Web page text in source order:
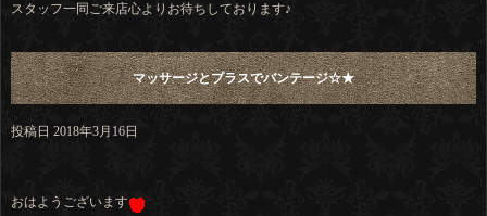
スタッフ一同ご来店心よりお待ちしております♪
マッサージとプラスでバンテージ☆★
投稿日 2018年3月16日
おはようございます